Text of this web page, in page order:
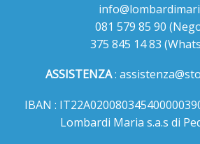
081 579 85 90
375 845 14 83
ASSISTENZA:
IBAN :
Lombardi Maria s.a.s di